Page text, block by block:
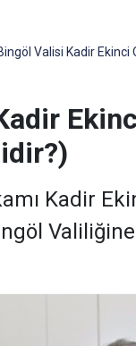
Valisi Kadir Ekinci
Kadir